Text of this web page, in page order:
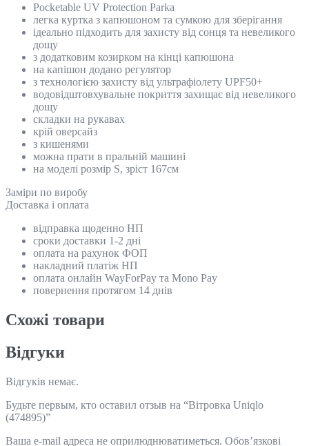
Pocketable UV Protection Parka
легка куртка з капюшоном та сумкою для зберігання
ідеально підходить для захисту від сонця та невеликого
дощу
з додатковим козирком на кінці капюшона
на капішон додано регулятор
з технологією захисту від ультрафіолету UPF50+
водовідштовхувальне покриття захищає від невеликого
дощу
складки на рукавах
крій оверсайз
з кишенями
можна прати в пральній машині
на моделі розмір S, зріст 167см
Замiри по виробу
Доставка і оплата
відправка щоденно НП
сроки доставки 1-2 дні
оплата на рахунок ФОП
накладний платіж НП
оплата онлайн WayForPay та Mono Pay
повернення протягом 14 днів
Схожi товари
Відгуки
Відгуків немає.
Будьте первым, кто оставил отзыв на “Вітровка Uniqlo
(474895)”
Ваша e-mail адреса не оприлюднюватиметься. Обов’язкові